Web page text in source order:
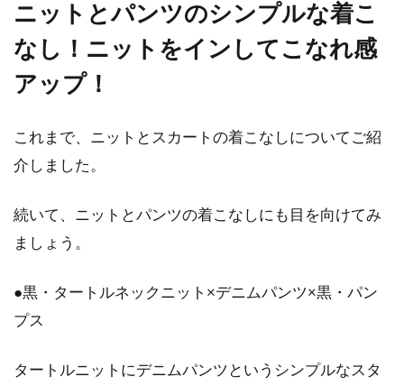
ニットとパンツのシンプルな着こ
なし！ニットをインしてこなれ感
アップ！
これまで、ニットとスカートの着こなしについてご紹
介しました。
続いて、ニットとパンツの着こなしにも目を向けてみ
ましょう。
●黒・タートルネックニット×デニムパンツ×黒・パン
プス
タートルニットにデニムパンツというシンプルなスタ